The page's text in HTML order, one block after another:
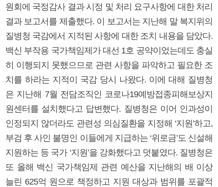
원회에 국정감사 결과 시정 및 처리 요구사항에 대한 처리
결과 보고서를 제출했다. 이 보고서는 지난해 말 복지위의
질병청 국감에서 지적된 사항에 대한 조치 내용을 담았다.
백신 부작용 국가책임제가 대선 1호 공약이었는데도 충실
히 이행되지 못했으므로 관련 사항을 파악하고 필요한 조
치를 하라는 지적이 국감 당시 나왔다. 이에 대해 질병청
은 지난해 7월 전담조직인 코로나19예방접종피해보상지
원센터를 설치했다고 답변했다. 질병청은 이어 인과성이
인정되지 않더라도 관련성 의심질환을 지정해 ‘지원’하고,
부검 후 사인 불명인 이들에게 지급하는 ‘위로금’도 신설해
지원하는 등 국가 ‘지원’을 강화했다고 덧붙였다. 질병청은
또 올해 백신 국가책임제 관련 예산을 지난해의 배 이상
늘린 625억 원으로 책정하고 지원 대상과 범위를 포괄적